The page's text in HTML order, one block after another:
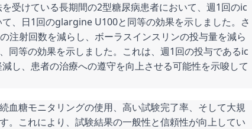
受けている長期間の2型糖尿病患者において、週1回のic
、日1回のglargine U100と同等の効果を示しました。さ
注射回数を減らし、ボーラスインスリンの投与量を減ら
同等の効果を示しました。これは、週1回の投与であるic
し、患者の治療への遵守を向上させる可能性を示唆して
血糖モニタリングの使用、高い試験完了率、そして大規
。これにより、試験結果の一般性と信頼性が向上してい